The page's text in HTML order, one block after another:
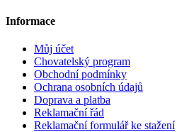
Informace
Můj účet
Chovatelský program
Obchodní podmínky
Ochrana osobních údajů
Doprava a platba
Reklamační řád
Reklamační formulář ke stažení